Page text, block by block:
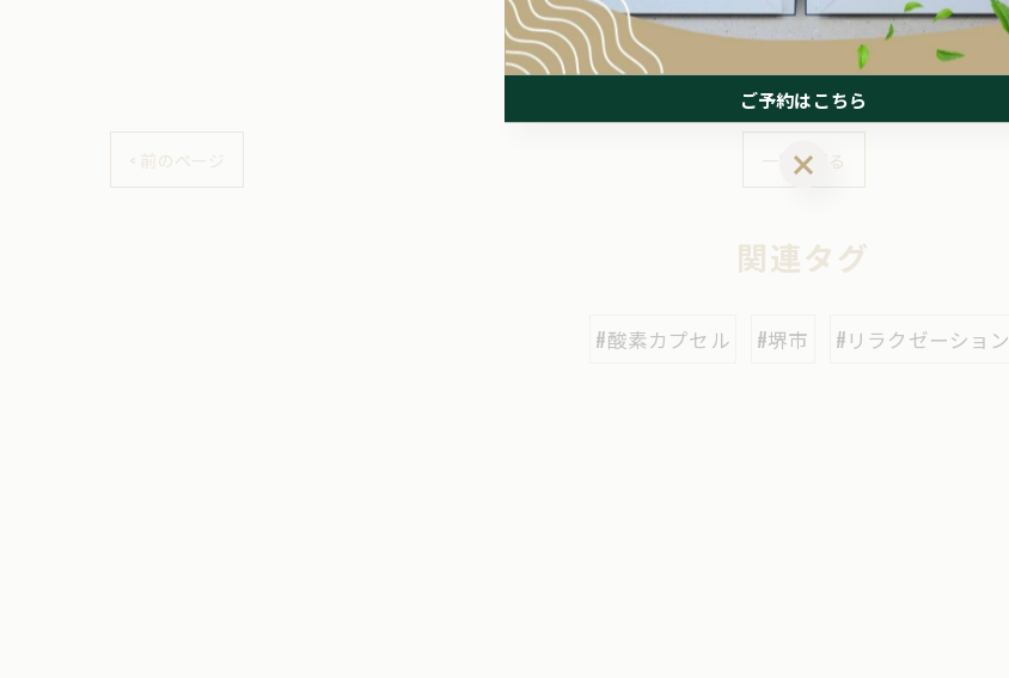
< 前のページ 一覧に戻る
関連タグ
#酸素カプセル #堺市 #リラクゼーション
ご予約はこちら
ご予約はこちら